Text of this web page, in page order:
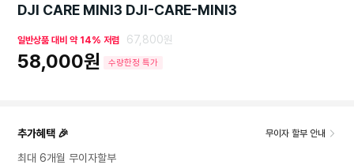
세
보
기
DJI CARE MINI3 DJI-CARE-MINI3
일반상품 대비 약 14% 저렴 67,800원
58,000원 수량한정 특가
추가혜택 🎉 무이자 할부 안내
최대 6개월 무이자할부